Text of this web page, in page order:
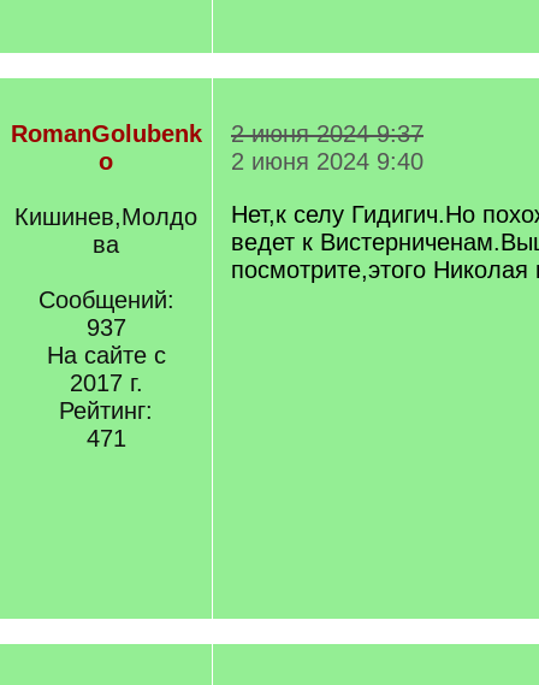
RomanGolubenk
o
Кишинев,Молдо
ва
Сообщений:
937
На сайте с
2017 г.
Рейтинг:
471
2 июня 2024 9:37
2 июня 2024 9:40
Нет,к селу Гидигич.Но
ведет к
посмотрите,этого